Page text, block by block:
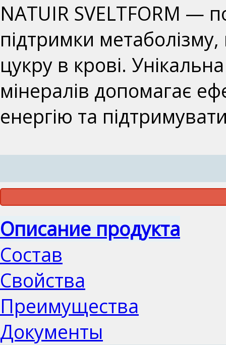
NATUIR SVELTFORM —
підтримки метаболізму,
цукру в крові.
мінералів допомагає
енергію та
Описание продукта
Состав
Свойства
Преимущества
Документы